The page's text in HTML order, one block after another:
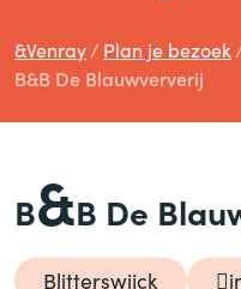
&Venray Plan je bezoek
B&B De Blauwververij
B&B De
Blitterswijck